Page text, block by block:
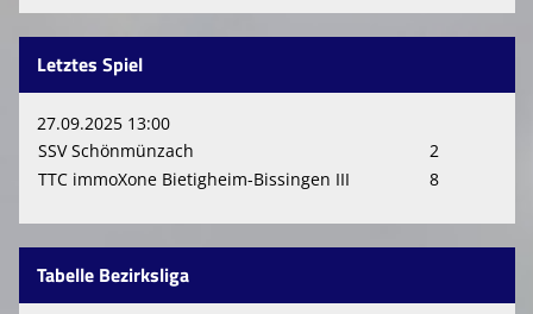
Letztes Spiel
27.09.2025 13:00
SSV Schönmünzach
2
TTC immoXone Bietigheim-Bissingen III
8
Tabelle Bezirksliga